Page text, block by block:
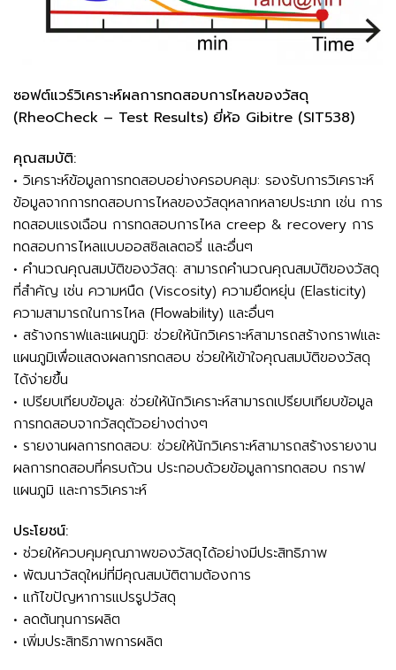
ซอฟต์แวร์วิเคราะห์ผลการทดสอบการไหลของวัสดุ
(RheoCheck – Test Results) ยี่ห้อ Gibitre (SIT538)
คุณสมบัติ:
• วิเคราะห์ข้อมูลการทดสอบอย่างครอบคลุม: รองรับการวิเคราะห์
ข้อมูลจากการทดสอบการไหลของวัสดุหลากหลายประเภท เช่น การ
ทดสอบแรงเฉือน การทดสอบการไหล creep & recovery การ
ทดสอบการไหลแบบออสซิลเลตอรี่ และอื่นๆ
• คำนวณคุณสมบัติของวัสดุ: สามารถคำนวณคุณสมบัติของวัสดุ
ที่สำคัญ เช่น ความหนืด (Viscosity) ความยืดหยุ่น (Elasticity)
ความสามารถในการไหล (Flowability) และอื่นๆ
• สร้างกราฟและแผนภูมิ: ช่วยให้นักวิเคราะห์สามารถสร้างกราฟและ
แผนภูมิเพื่อแสดงผลการทดสอบ ช่วยให้เข้าใจคุณสมบัติของวัสดุ
ได้ง่ายขึ้น
• เปรียบเทียบข้อมูล: ช่วยให้นักวิเคราะห์สามารถเปรียบเทียบข้อมูล
การทดสอบจากวัสดุตัวอย่างต่างๆ
• รายงานผลการทดสอบ: ช่วยให้นักวิเคราะห์สามารถสร้างรายงาน
ผลการทดสอบที่ครบถ้วน ประกอบด้วยข้อมูลการทดสอบ กราฟ
แผนภูมิ และการวิเคราะห์
ประโยชน์:
• ช่วยให้ควบคุมคุณภาพของวัสดุได้อย่างมีประสิทธิภาพ
• พัฒนาวัสดุใหม่ที่มีคุณสมบัติตามต้องการ
• แก้ไขปัญหาการแปรรูปวัสดุ
• ลดต้นทุนการผลิต
• เพิ่มประสิทธิภาพการผลิต